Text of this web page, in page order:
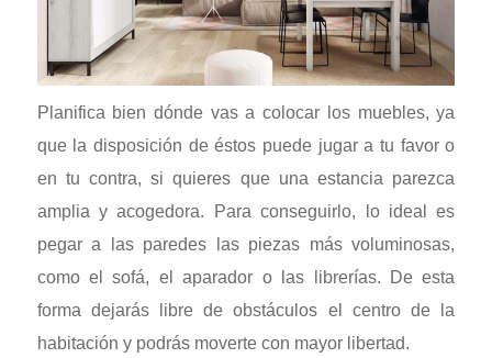
Planifica bien dónde vas a colocar los muebles, ya
que la disposición de éstos puede jugar a tu favor o
en tu contra, si quieres que una estancia parezca
amplia y acogedora. Para conseguirlo, lo ideal es
pegar a las paredes las piezas más voluminosas,
como el sofá, el aparador o las librerías. De esta
forma dejarás libre de obstáculos el centro de la
habitación y podrás moverte con mayor libertad.